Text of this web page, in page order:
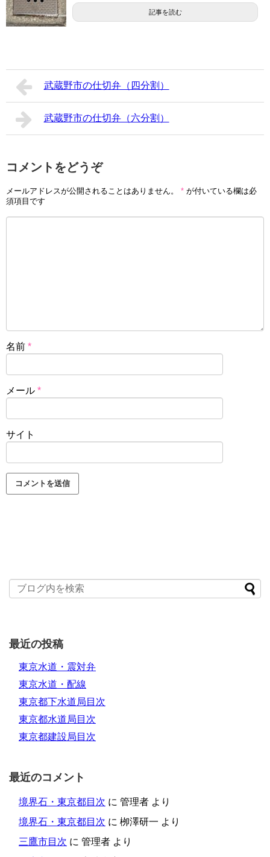
記事を読む
武蔵野市の仕切弁（四分割）
武蔵野市の仕切弁（六分割）
コメントをどうぞ
メールアドレスが公開されることはありません。 * が付いている欄は必
須項目です
名前 *
メール *
サイト
最近の投稿
東京水道・震対弁
東京水道・配線
東京都下水道局目次
東京都水道局目次
東京都建設局目次
最近のコメント
境界石・東京都目次 に 管理者 より
境界石・東京都目次 に 栁澤研一 より
三鷹市目次 に 管理者 より